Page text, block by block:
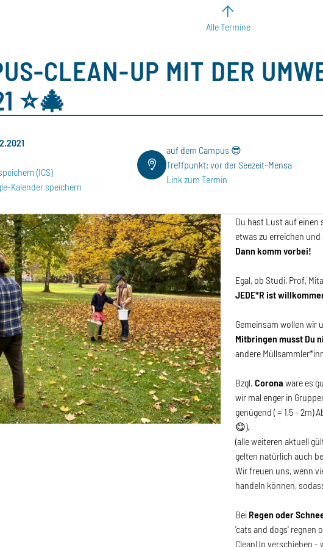
Alle Termine
CLEAN-UP MIT DER
⭐🎄
(ICS)
Kalender speichern
auf dem Campus 😎
Treffpunkt: vor der Seezeit-Mensa
Link zum Termin
Du hast Lust auf einen
etwas zu erreichen
Dann komm vorbei!
Egal, ob Studi, Prof,
JEDE*R ist
Gemeinsam wollen wir
Mitbringen musst Du
andere
Bzgl. Corona wäre es
wir mal enger in
genügend ( = 1,5 - 2m)
😋).
(alle weiteren aktuell
gelten natürlich auch
Wir freuen uns, wenn
handeln können,
Bei Regen oder
'cats and dogs' regnen
CleanUp verschieben -